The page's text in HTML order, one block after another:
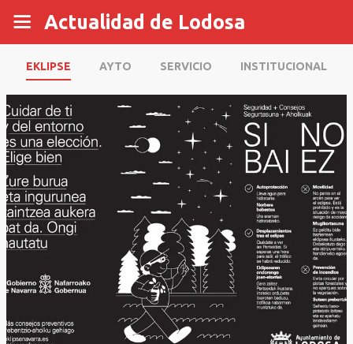
Actualidad de Lodosa
EKLIPSE AYTO SERVICIO INSTITUCIONAL